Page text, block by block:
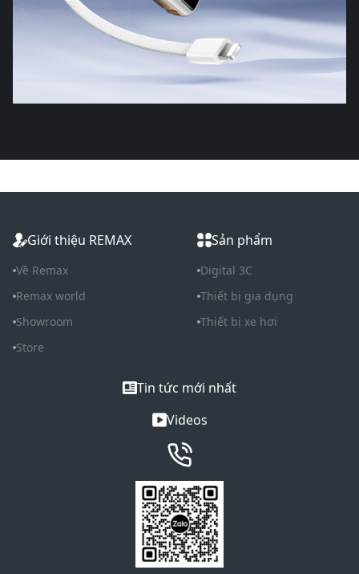
Giới thiệu REMAX
Về Remax
Remax world
Showroom
Store
Sản phẩm
Digital 3C
Thiết bị gia dụng
Thiết bị xe hơi
Tin tức mới nhất
Videos